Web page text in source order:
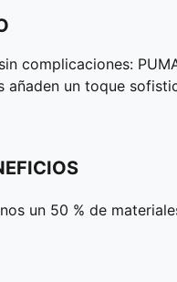
complicaciones:
añaden un toque
un 50 % de